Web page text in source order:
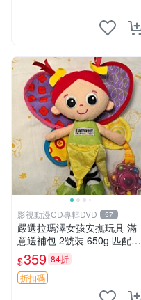
影視動漫CD專輯DVD 57
嚴選拉瑪澤女孩安撫玩具 滿
意送補包 2號裝 650g 匹配嬰
幼童舒壓好伴侶 女孩專用 安
心選擇 安撫玩偶 衝包 玩具
$359 84折
折扣碼